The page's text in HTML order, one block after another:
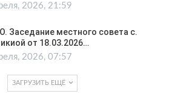
2026, 21:59
Заседание местного совета с.
от 18.03.2026…
2026, 07:57
ЗАГРУЗИТЬ ЕЩЁ